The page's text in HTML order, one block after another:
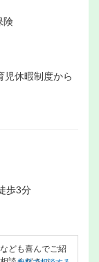
険
休暇制度から
歩3分
ども喜んでご紹